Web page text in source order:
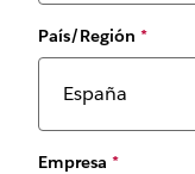
País/Región *
Empresa *